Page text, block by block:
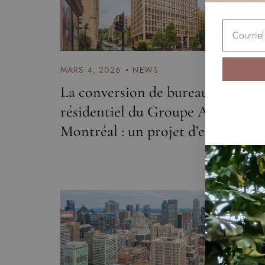
MARS 4, 2026 NEWS
La conversion de bureaux en
résidentiel du Groupe Armoyan à
Montréal : un projet d’envergure